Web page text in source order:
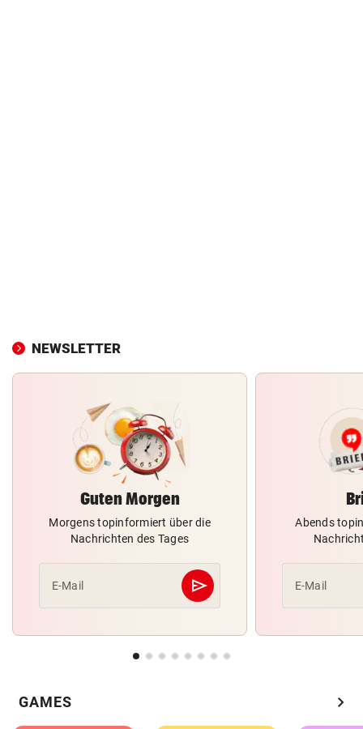
NEWSLETTER
Guten Morgen
Morgens topinformiert über die
Nachrichten des Tages
E-Mail send
Abschicken
Abends
E-Mail
GAMES chevron_right